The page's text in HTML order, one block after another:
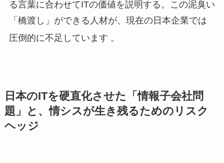
る言葉に合わせてITの価値を説明する。この泥臭い
「橋渡し」ができる人材が、現在の日本企業では
圧倒的に不足しています 。
日本のITを硬直化させた「情報子会社問
題」と、情シスが生き残るためのリスク
ヘッジ